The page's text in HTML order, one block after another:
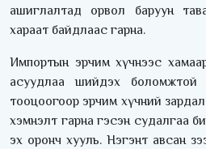
ашиглалтад орвол баруун
хараат байдлаас гарна.
Импортын эрчим хүчнээс
асуудлаа шийдэх
тооцоогоор эрчим хүчний
хэмнэлт гарна гэсэн судалгаа
эх оронч хууль. Нэгэнт авсан